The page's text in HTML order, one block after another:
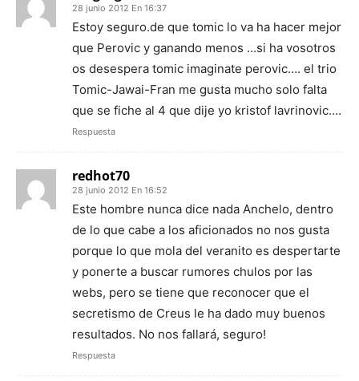
28 junio 2012 En 16:37
Estoy seguro.de que tomic lo va ha hacer mejor
que Perovic y ganando menos …si ha vosotros
os desespera tomic imaginate perovic…. el trio
Tomic-Jawai-Fran me gusta mucho solo falta
que se fiche al 4 que dije yo kristof lavrinovic….
Respuesta
redhot70
28 junio 2012 En 16:52
Este hombre nunca dice nada Anchelo, dentro
de lo que cabe a los aficionados no nos gusta
porque lo que mola del veranito es despertarte
y ponerte a buscar rumores chulos por las
webs, pero se tiene que reconocer que el
secretismo de Creus le ha dado muy buenos
resultados. No nos fallará, seguro!
Respuesta